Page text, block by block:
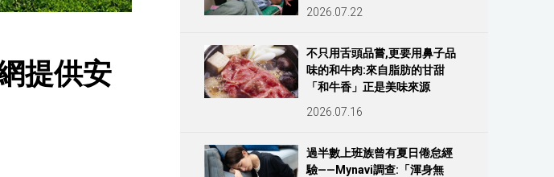
生活
東京
提供安
2026.07.22
不只用舌頭品嘗,更要用鼻子品
味的和牛肉:來自脂肪的甘甜
「和牛香」正是美味來源
2026.07.16
過半數上班族曾有夏日倦怠經
驗——Mynavi調查:「渾身無